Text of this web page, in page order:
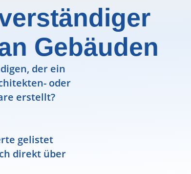
Gebäuden
der ein
oder
erstellt?
gelistet
direkt über